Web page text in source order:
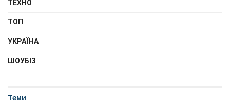
ТЕХНО
ТОП
УКРАЇНА
ШОУБІЗ
Теми